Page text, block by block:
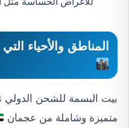
المناطق والأحياء
بيت البسمة للشحن الدولي
متميزة وشاملة من عجمان